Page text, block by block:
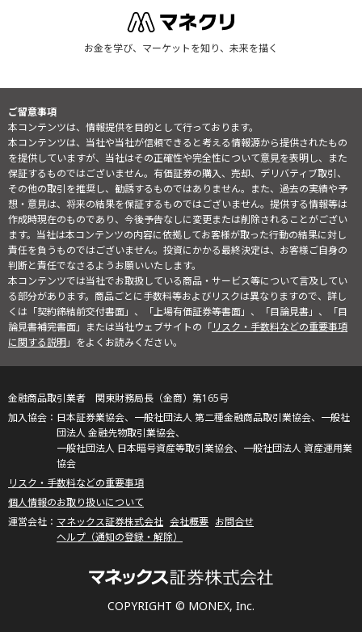
お金を学び、マーケットを知り、未来を描く
ご留意事項
本コンテンツは、情報提供を目的として行っております。
本コンテンツは、当社や当社が信頼できると考える情報源から提供されたもの
を提供していますが、当社はその正確性や完全性について意見を表明し、また
保証するものではございません。有価証券の購入、売却、デリバティブ取引、
その他の取引を推奨し、勧誘するものではありません。また、過去の実績や予
想・意見は、将来の結果を保証するものではございません。提供する情報等は
作成時現在のものであり、今後予告なしに変更または削除されることがござい
ます。当社は本コンテンツの内容に依拠してお客様が取った行動の結果に対し
責任を負うものではございません。投資にかかる最終決定は、お客様ご自身の
判断と責任でなさるようお願いいたします。
本コンテンツでは当社でお取扱している商品・サービス等について言及してい
る部分があります。商品ごとに手数料等およびリスクは異なりますので、詳し
くは「契約締結前交付書面」、「上場有価証券等書面」、「目論見書」、「目
論見書補完書面」または当社ウェブサイトの「リスク・手数料などの重要事項
に関する説明」をよくお読みください。
COPYRIGHT © MONEX, Inc.
金融商品取引業者 関東財務局長（金商）第165号
日本証券業協会、一般社団法人 第二種金融商品取引業協会、一般社
団法人 金融先物取引業協会、
一般社団法人 日本暗号資産等取引業協会、一般社団法人 資産運用業
協会
リスク・手数料などの重要事項
個人情報のお取り扱いについて
マネックス証券株式会社 会社概要 お問合せ
ヘルプ（通知の登録・解除）